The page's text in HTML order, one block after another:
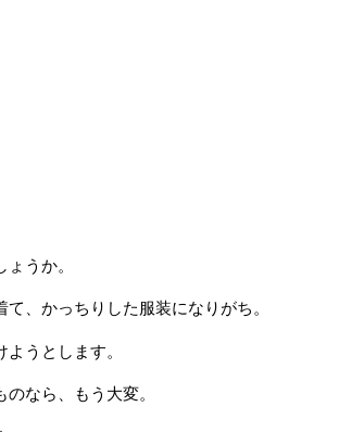
うか。
、かっちりした服装になりがち。
うとします。
なら、もう大変。